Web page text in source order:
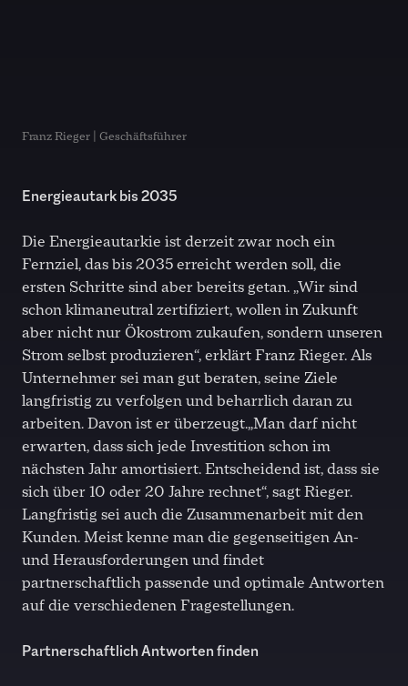
Franz Rieger | Geschäftsführer
Energieautark bis 2035
Die Energieautarkie ist derzeit zwar noch ein
Fernziel, das bis 2035 erreicht werden soll, die
ersten Schritte sind aber bereits getan. „Wir sind
schon klimaneutral zertifiziert, wollen in Zukunft
aber nicht nur Ökostrom zukaufen, sondern unseren
Strom selbst produzieren“, erklärt Franz Rieger. Als
Unternehmer sei man gut beraten, seine Ziele
langfristig zu verfolgen und beharrlich daran zu
arbeiten. Davon ist er überzeugt.„Man darf nicht
erwarten, dass sich jede Investition schon im
nächsten Jahr amortisiert. Entscheidend ist, dass sie
sich über 10 oder 20 Jahre rechnet“, sagt Rieger.
Langfristig sei auch die Zusammenarbeit mit den
Kunden. Meist kenne man die gegenseitigen An-
und Herausforderungen und findet
partnerschaftlich passende und optimale Antworten
auf die verschiedenen Fragestellungen.
Partnerschaftlich Antworten finden